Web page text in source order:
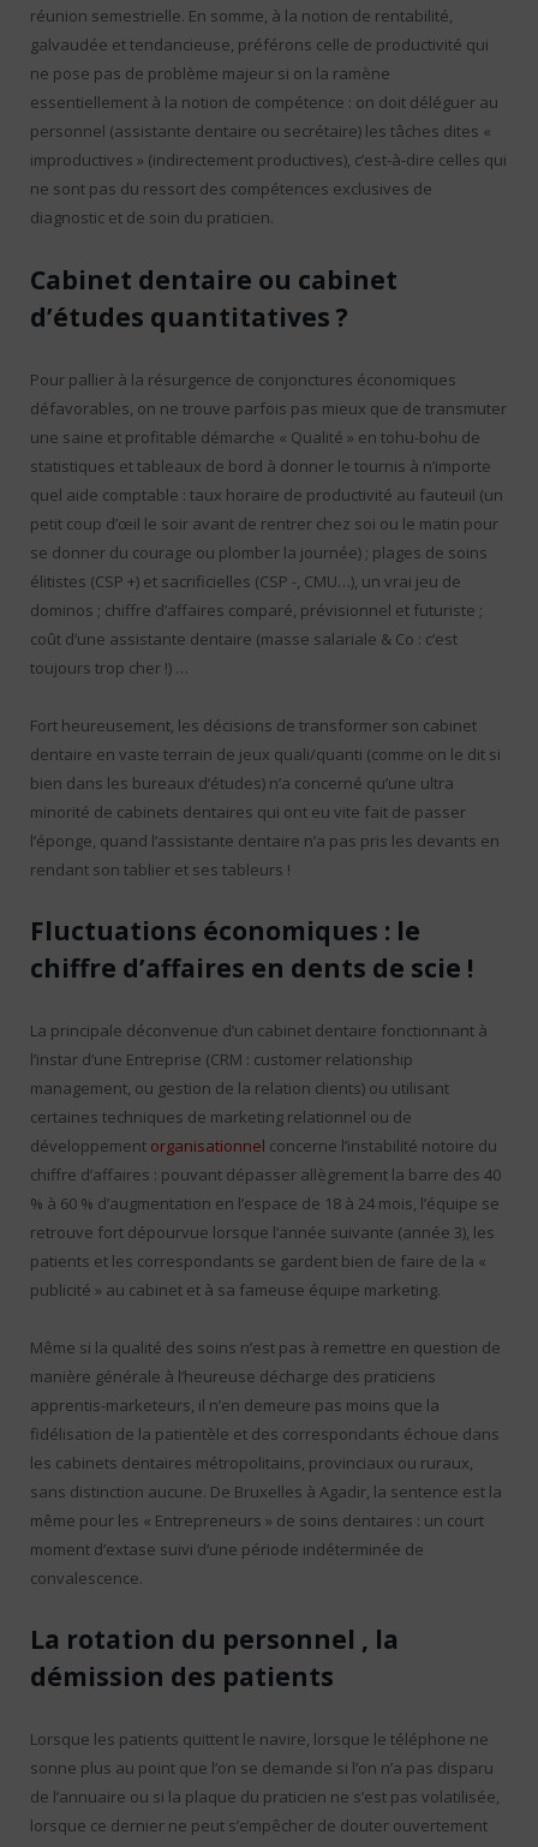
réunion semestrielle. En somme, à la notion de rentabilité,
galvaudée et tendancieuse, préférons celle de productivité qui
ne pose pas de problème majeur si on la ramène
essentiellement à la notion de compétence : on doit déléguer au
personnel (assistante dentaire ou secrétaire) les tâches dites «
improductives » (indirectement productives), c’est-à-dire celles qui
ne sont pas du ressort des compétences exclusives de
diagnostic et de soin du praticien.
Cabinet dentaire ou cabinet
d’études quantitatives ?
Pour pallier à la résurgence de conjonctures économiques
défavorables, on ne trouve parfois pas mieux que de transmuter
une saine et profitable démarche « Qualité » en tohu-bohu de
statistiques et tableaux de bord à donner le tournis à n’importe
quel aide comptable : taux horaire de productivité au fauteuil (un
petit coup d’œil le soir avant de rentrer chez soi ou le matin pour
se donner du courage ou plomber la journée) ; plages de soins
élitistes (CSP +) et sacrificielles (CSP -, CMU…), un vrai jeu de
dominos ; chiffre d’affaires comparé, prévisionnel et futuriste ;
coût d’une assistante dentaire (masse salariale & Co : c’est
toujours trop cher !) …
Fort heureusement, les décisions de transformer son cabinet
dentaire en vaste terrain de jeux quali/quanti (comme on le dit si
bien dans les bureaux d’études) n’a concerné qu’une ultra
minorité de cabinets dentaires qui ont eu vite fait de passer
l’éponge, quand l’assistante dentaire n’a pas pris les devants en
rendant son tablier et ses tableurs !
Fluctuations économiques : le
chiffre d’affaires en dents de scie !
La principale déconvenue d’un cabinet dentaire fonctionnant à
l’instar d’une Entreprise (CRM : customer relationship
management, ou gestion de la relation clients) ou utilisant
certaines techniques de marketing relationnel ou de
développement organisationnel concerne l’instabilité notoire du
chiffre d’affaires : pouvant dépasser allègrement la barre des 40
% à 60 % d’augmentation en l’espace de 18 à 24 mois, l’équipe se
retrouve fort dépourvue lorsque l’année suivante (année 3), les
patients et les correspondants se gardent bien de faire de la «
publicité » au cabinet et à sa fameuse équipe marketing.
Même si la qualité des soins n’est pas à remettre en question de
manière générale à l’heureuse décharge des praticiens
apprentis-marketeurs, il n’en demeure pas moins que la
fidélisation de la patientèle et des correspondants échoue dans
les cabinets dentaires métropolitains, provinciaux ou ruraux,
sans distinction aucune. De Bruxelles à Agadir, la sentence est la
même pour les « Entrepreneurs » de soins dentaires : un court
moment d’extase suivi d’une période indéterminée de
convalescence.
La rotation du personnel , la
démission des patients
Lorsque les patients quittent le navire, lorsque le téléphone ne
sonne plus au point que l’on se demande si l’on n’a pas disparu
de l’annuaire ou si la plaque du praticien ne s’est pas volatilisée,
lorsque ce dernier ne peut s’empêcher de douter ouvertement